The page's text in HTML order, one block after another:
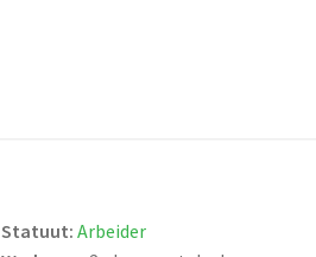
Statuut:Arbeider